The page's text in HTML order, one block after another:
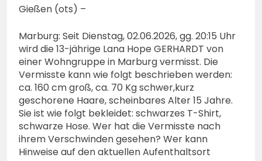
Gießen (ots) –
Marburg: Seit Dienstag, 02.06.2026, gg. 20:15 Uhr
wird die 13-jährige Lana Hope GERHARDT von
einer Wohngruppe in Marburg vermisst. Die
Vermisste kann wie folgt beschrieben werden:
ca. 160 cm groß, ca. 70 Kg schwer,kurz
geschorene Haare, scheinbares Alter 15 Jahre.
Sie ist wie folgt bekleidet: schwarzes T-Shirt,
schwarze Hose. Wer hat die Vermisste nach
ihrem Verschwinden gesehen? Wer kann
Hinweise auf den aktuellen Aufenthaltsort